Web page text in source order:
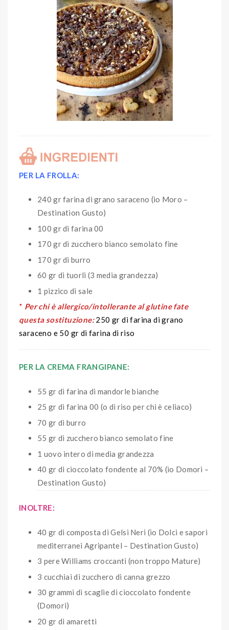
PER LA FROLLA:
240 gr farina di grano saraceno (io Moro –
Destination Gusto)
100 gr di farina 00
170 gr di zucchero bianco semolato fine
170 gr di burro
60 gr di tuorli (3 media grandezza)
1 pizzico di sale
* Per chi è allergico/intollerante al glutine fate
questa sostituzione: 250 gr di farina di grano
saraceno e 50 gr di farina di riso
PER LA CREMA FRANGIPANE:
55 gr di farina di mandorle bianche
25 gr di farina 00 (o di riso per chi è celiaco)
70 gr di burro
55 gr di zucchero bianco semolato fine
1 uovo intero di media grandezza
40 gr di cioccolato fondente al 70% (io Domori –
Destination Gusto)
INOLTRE:
40 gr di composta di Gelsi Neri (io Dolci e sapori
mediterranei Agripantel – Destination Gusto)
3 pere Williams croccanti (non troppo Mature)
3 cucchiai di zucchero di canna grezzo
30 grammi di scaglie di cioccolato fondente
(Domori)
20 gr di amaretti